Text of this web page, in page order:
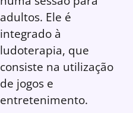
adultos. Ele é
integrado à
ludoterapia, que
consiste na utilização
de jogos e
entretenimento.